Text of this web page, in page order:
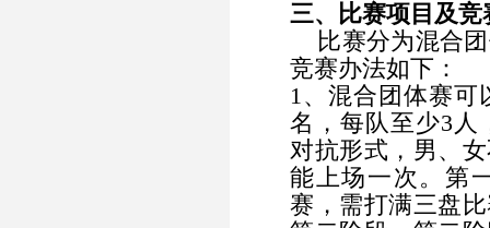
三、比赛项目及竞
比赛分为混合团
竞赛办法如下：
1、混合团体赛可
名，每队至少3人
对抗形式，男、
能上场一次。第
赛，需打满三盘